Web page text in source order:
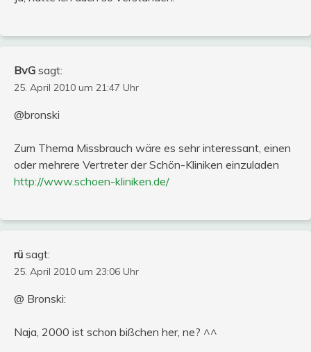
BvG sagt:
25. April 2010 um 21:47 Uhr
@bronski
Zum Thema Missbrauch wäre es sehr interessant, einen
oder mehrere Vertreter der Schön-Kliniken einzuladen
http://www.schoen-kliniken.de/
rü sagt:
25. April 2010 um 23:06 Uhr
@ Bronski:
Naja, 2000 ist schon bißchen her, ne? ^^